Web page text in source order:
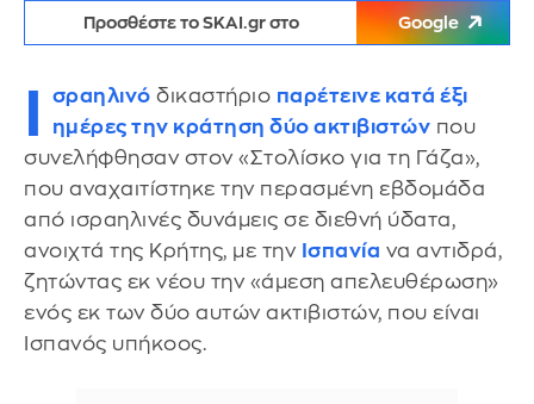
Προσθέστε το SKAI.gr στο Google
σραηλινό δικαστήριο παρέτεινε κατά έξι
ημέρες την κράτηση δύο ακτιβιστών που
συνελήφθησαν στον «Στολίσκο για τη Γάζα»,
που αναχαιτίστηκε την περασμένη εβδομάδα
από ισραηλινές δυνάμεις σε διεθνή ύδατα,
ανοιχτά της Κρήτης, με την Ισπανία να αντιδρά,
ζητώντας εκ νέου την «άμεση απελευθέρωση»
ενός εκ των δύο αυτών ακτιβιστών, που είναι
Ισπανός υπήκοος.